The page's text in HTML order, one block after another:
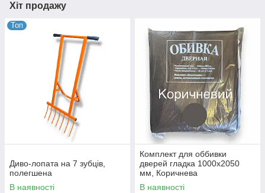
Хіт продажу
Топ
Диво-лопата на 7 зубців,
полегшена
В наявності
Комплект для оббивки
дверей гладка 1000х2050
мм, Коричнева
В наявності